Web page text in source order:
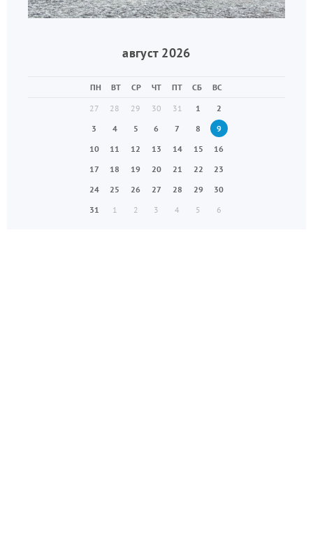
август 2026
ПН ВТ СР ЧТ ПТ СБ
ВС
27
28 29 30 31 1
2
3
4 5 6 7 8
9
10
11 12 13 14 15
16
17
18 19 20 21 22
23
24
25 26 27 28 29
30
31
1 2 3 4 5 6